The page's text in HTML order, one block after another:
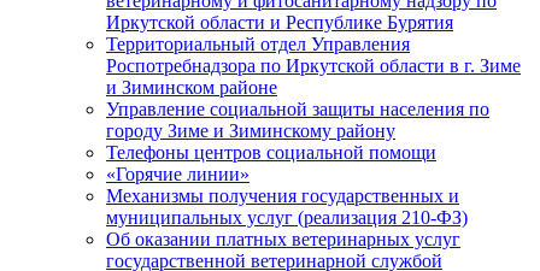
Иркутской области и Республике Бурятия
Территориальный отдел Управления
Роспотребнадзора по Иркутской области в г. Зиме
и Зиминском районе
Управление социальной защиты населения по
городу Зиме и Зиминскому району
Телефоны центров социальной помощи
«Горячие линии»
Механизмы получения государственных и
муниципальных услуг (реализация 210-ФЗ)
Об оказании платных ветеринарных услуг
государственной ветеринарной службой